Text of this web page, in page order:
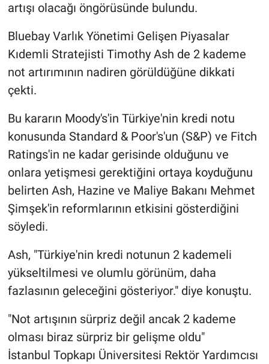
artışı olacağı öngörüsünde bulundu.
Bluebay Varlık Yönetimi Gelişen Piyasalar
Kıdemli Stratejisti Timothy Ash de 2 kademe
not artırımının nadiren görüldüğüne dikkati
çekti.
Bu kararın Moody's'in Türkiye'nin kredi notu
konusunda Standard & Poor's'un (S&P) ve Fitch
Ratings'in ne kadar gerisinde olduğunu ve
onlara yetişmesi gerektiğini ortaya koyduğunu
belirten Ash, Hazine ve Maliye Bakanı Mehmet
Şimşek'in reformlarının etkisini gösterdiğini
söyledi.
Ash, "Türkiye'nin kredi notunun 2 kademeli
yükseltilmesi ve olumlu görünüm, daha
fazlasının geleceğini gösteriyor." diye konuştu.
"Not artışının sürpriz değil ancak 2 kademe
olması biraz sürpriz bir gelişme oldu"
İstanbul Topkapı Üniversitesi Rektör Yardımcısı